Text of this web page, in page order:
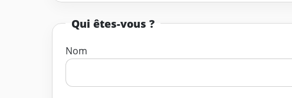
Qui êtes-vous ?
Nom